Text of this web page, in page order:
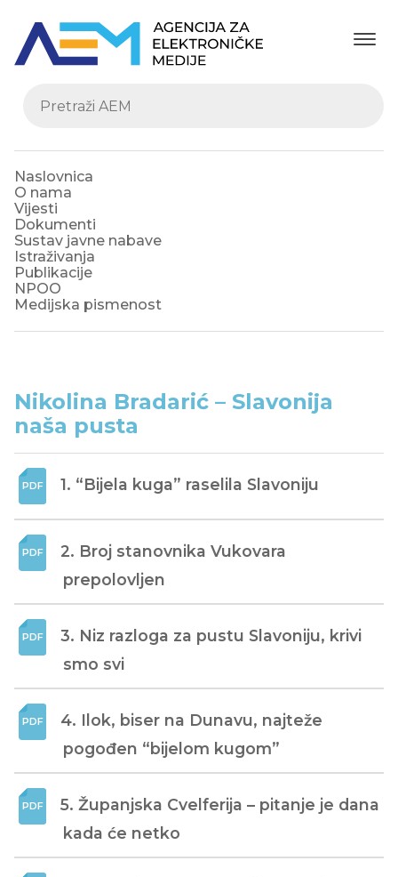
Naslovnica
O nama
Vijesti
Dokumenti
Sustav javne nabave
Istraživanja
Publikacije
NPOO
Medijska pismenost
Nikolina Bradarić – Slavonija
naša pusta
1. “Bijela kuga” raselila Slavoniju
2. Broj stanovnika Vukovara
prepolovljen
3. Niz razloga za pustu Slavoniju, krivi
smo svi
4. Ilok, biser na Dunavu, najteže
pogođen “bijelom kugom”
5. Županjska Cvelferija – pitanje je dana
kada će netko